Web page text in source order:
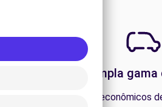
Uma ampla
Desde carros econômicos